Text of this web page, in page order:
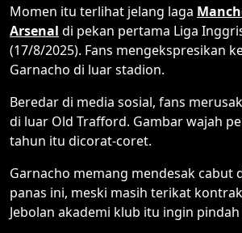
Momen itu terlihat jelang laga
Arsenal di pekan pertama Liga
(17/8/2025). Fans mengekspresikan
Garnacho di luar stadion.
Beredar di media sosial, fans
di luar Old Trafford. Gambar wajah
tahun itu dicorat-coret.
Garnacho memang mendesak cabut
panas ini, meski masih terikat
Jebolan akademi klub itu ingin pindah